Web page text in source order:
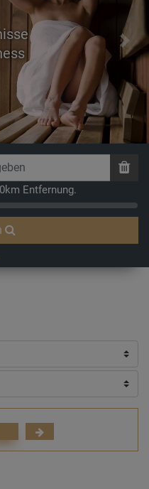
Next
Entfernung.